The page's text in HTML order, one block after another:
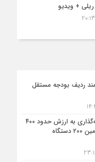
+ ویدیو
ردیف بودجه مستقل
امضای قرارداد سرمایه‌گذاری به ارزش حدود ۴۰۰
میلیون یورو برای تأمین ۲۰۰ دستگاه